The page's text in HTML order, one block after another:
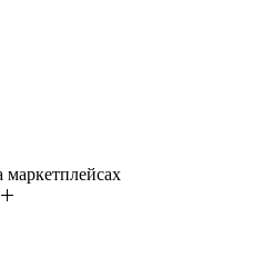
маркетплейсах